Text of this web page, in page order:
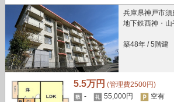
兵庫県神戸市須
地下鉄西神・
築48年 / 5階建
5.5万円 (管理費2500円)
-
55,000円
空有